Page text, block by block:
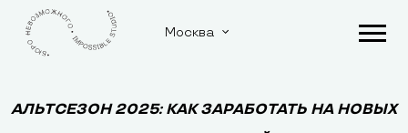
Москва
АЛЬТСЕЗОН 2025: КАК ЗАРАБОТАТЬ НА НОВЫХ